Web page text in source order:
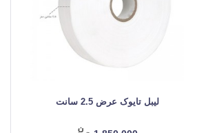
لیبل تایوک عرض 2.5 سانت